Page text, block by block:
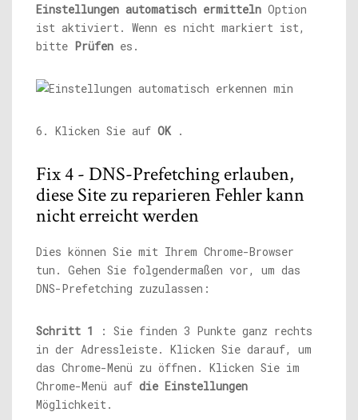
Einstellungen automatisch ermitteln Option
ist aktiviert. Wenn es nicht markiert ist,
bitte Prüfen es.
6. Klicken Sie auf OK.
Fix 4 - DNS-Prefetching erlauben,
diese Site zu reparieren Fehler kann
nicht erreicht werden
Dies können Sie mit Ihrem Chrome-Browser
tun. Gehen Sie folgendermaßen vor, um das
DNS-Prefetching zuzulassen:
Schritt 1
: Sie finden 3 Punkte ganz rechts
in der Adressleiste. Klicken Sie darauf, um
das Chrome-Menü zu öffnen. Klicken Sie im
Chrome-Menü auf die Einstellungen
Möglichkeit.